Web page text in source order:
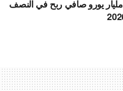
إنتيسا سان باولو تحقق 5.6 مليار يورو صافي ربح في النصف